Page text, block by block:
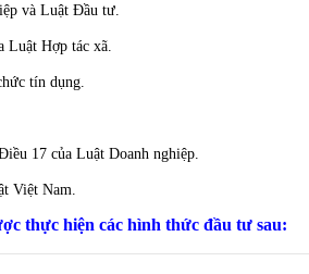
và Luật Đầu tư.
Luật Hợp tác xã.
tín dụng.
17 của Luật Doanh nghiệp.
Việt Nam.
thực hiện các hình thức đầu tư sau: